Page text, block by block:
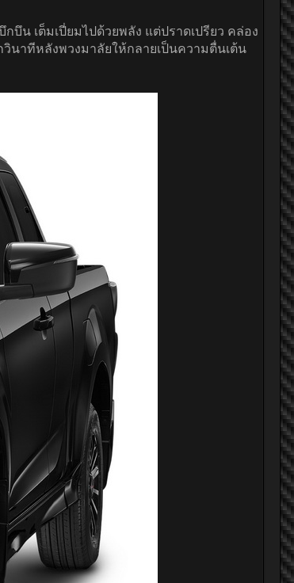
น เต็มเปี่ยมไปด้วยพลัง แต่ปราดเปรียว คล่อง
นาทีหลังพวงมาลัยให้กลายเป็นความตื่นเต้น